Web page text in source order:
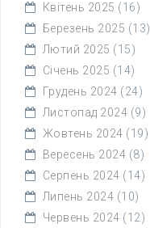
Квітень 2025 (16)
Березень 2025 (13)
Лютий 2025 (15)
Січень 2025 (14)
Грудень 2024 (24)
Листопад 2024 (9)
Жовтень 2024 (19)
Вересень 2024 (8)
Серпень 2024 (14)
Липень 2024 (10)
Червень 2024 (12)